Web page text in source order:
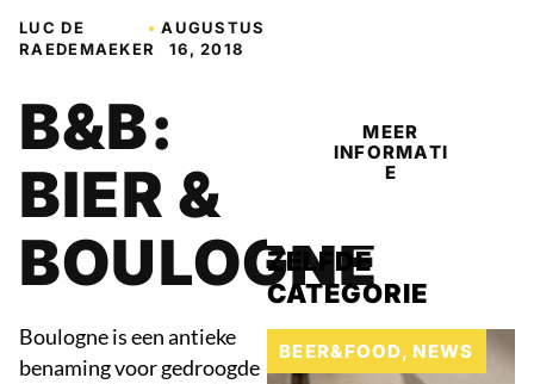
LUC DE
RAEDEMAEKER
•AUGUSTUS
16, 2018
B&B:
BIER &
BOULOGNE
Boulogne is een antieke
benaming voor gedroogde
MEER
INFORMATI
E
ZELFDE
CATEGORIE
BEER&FOOD,NEWS